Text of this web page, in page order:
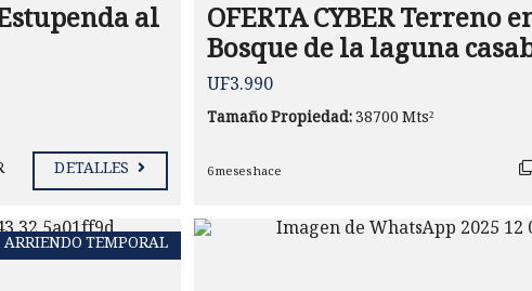
al
DETALLES
OFERTA CYBER Terreno
Bosque de la laguna
UF3.990
Tamaño Propiedad:38700 Mts²
6 meses hace
ARRIENDO TEMPORAL